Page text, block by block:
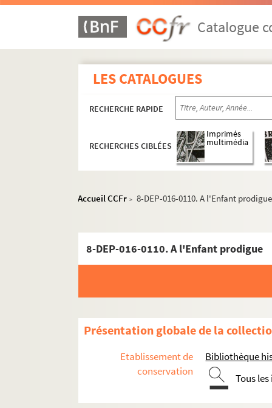
Catalogue
LES CATALOGUES
RECHERCHE RAPIDE
RECHERCHES CIBLÉES
Imprimés
multimédia
Accueil CCFr > 8-DEP-016-0110. A l'Enfant prodigue
8-DEP-016-0110. A l'Enfant prodigue
Présentation globale de la
Etablissement de
conservation
Bibliothèque
Tous
Mercerie
Commerces de confection et de prêt-à-
2e arrondissement
4e arrondissement
4-DEP-016-0166. A la Belle